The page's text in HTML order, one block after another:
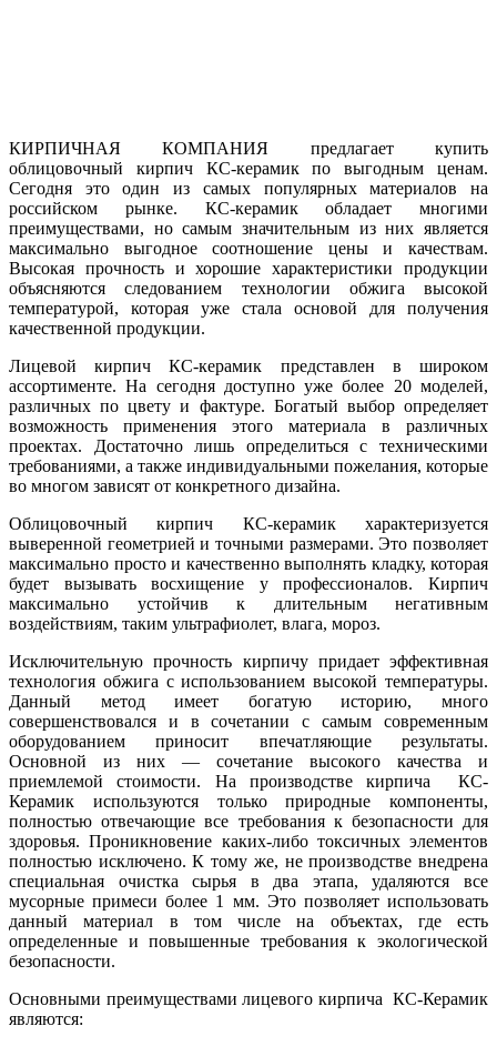
КИРПИЧНАЯ КОМПАНИЯ предлагает купить
облицовочный кирпич КС-керамик по выгодным ценам.
Сегодня это один из самых популярных материалов на
российском рынке. КС-керамик обладает многими
преимуществами, но самым значительным из них является
максимально выгодное соотношение цены и качествам.
Высокая прочность и хорошие характеристики продукции
объясняются следованием технологии обжига высокой
температурой, которая уже стала основой для получения
качественной продукции.
Лицевой кирпич КС-керамик представлен в широком
ассортименте. На сегодня доступно уже более 20 моделей,
различных по цвету и фактуре. Богатый выбор определяет
возможность применения этого материала в различных
проектах. Достаточно лишь определиться с техническими
требованиями, а также индивидуальными пожелания, которые
во многом зависят от конкретного дизайна.
Облицовочный кирпич КС-керамик характеризуется
выверенной геометрией и точными размерами. Это позволяет
максимально просто и качественно выполнять кладку, которая
будет вызывать восхищение у профессионалов. Кирпич
максимально устойчив к длительным негативным
воздействиям, таким ультрафиолет, влага, мороз.
Исключительную прочность кирпичу придает эффективная
технология обжига с использованием высокой температуры.
Данный метод имеет богатую историю, много
совершенствовался и в сочетании с самым современным
оборудованием приносит впечатляющие результаты.
Основной из них — сочетание высокого качества и
приемлемой стоимости. На производстве кирпича КС-
Керамик используются только природные компоненты,
полностью отвечающие все требования к безопасности для
здоровья. Проникновение каких-либо токсичных элементов
полностью исключено. К тому же, не производстве внедрена
специальная очистка сырья в два этапа, удаляются все
мусорные примеси более 1 мм. Это позволяет использовать
данный материал в том числе на объектах, где есть
определенные и повышенные требования к экологической
безопасности.
Основными преимуществами лицевого кирпича КС-Керамик
являются: